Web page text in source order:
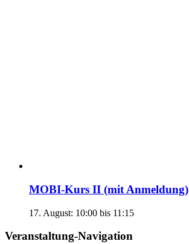
MOBI-Kurs II (mit Anmeldung)
17. August: 10:00 bis 11:15
Veranstaltung-Navigation